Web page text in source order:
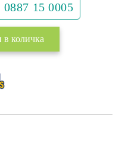
0887 15 0005